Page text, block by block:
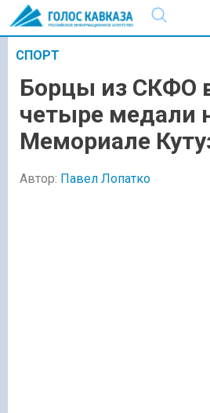
СПОРТ
Борцы из СКФО
четыре медали
Мемориале
Автор: Павел Лопатко